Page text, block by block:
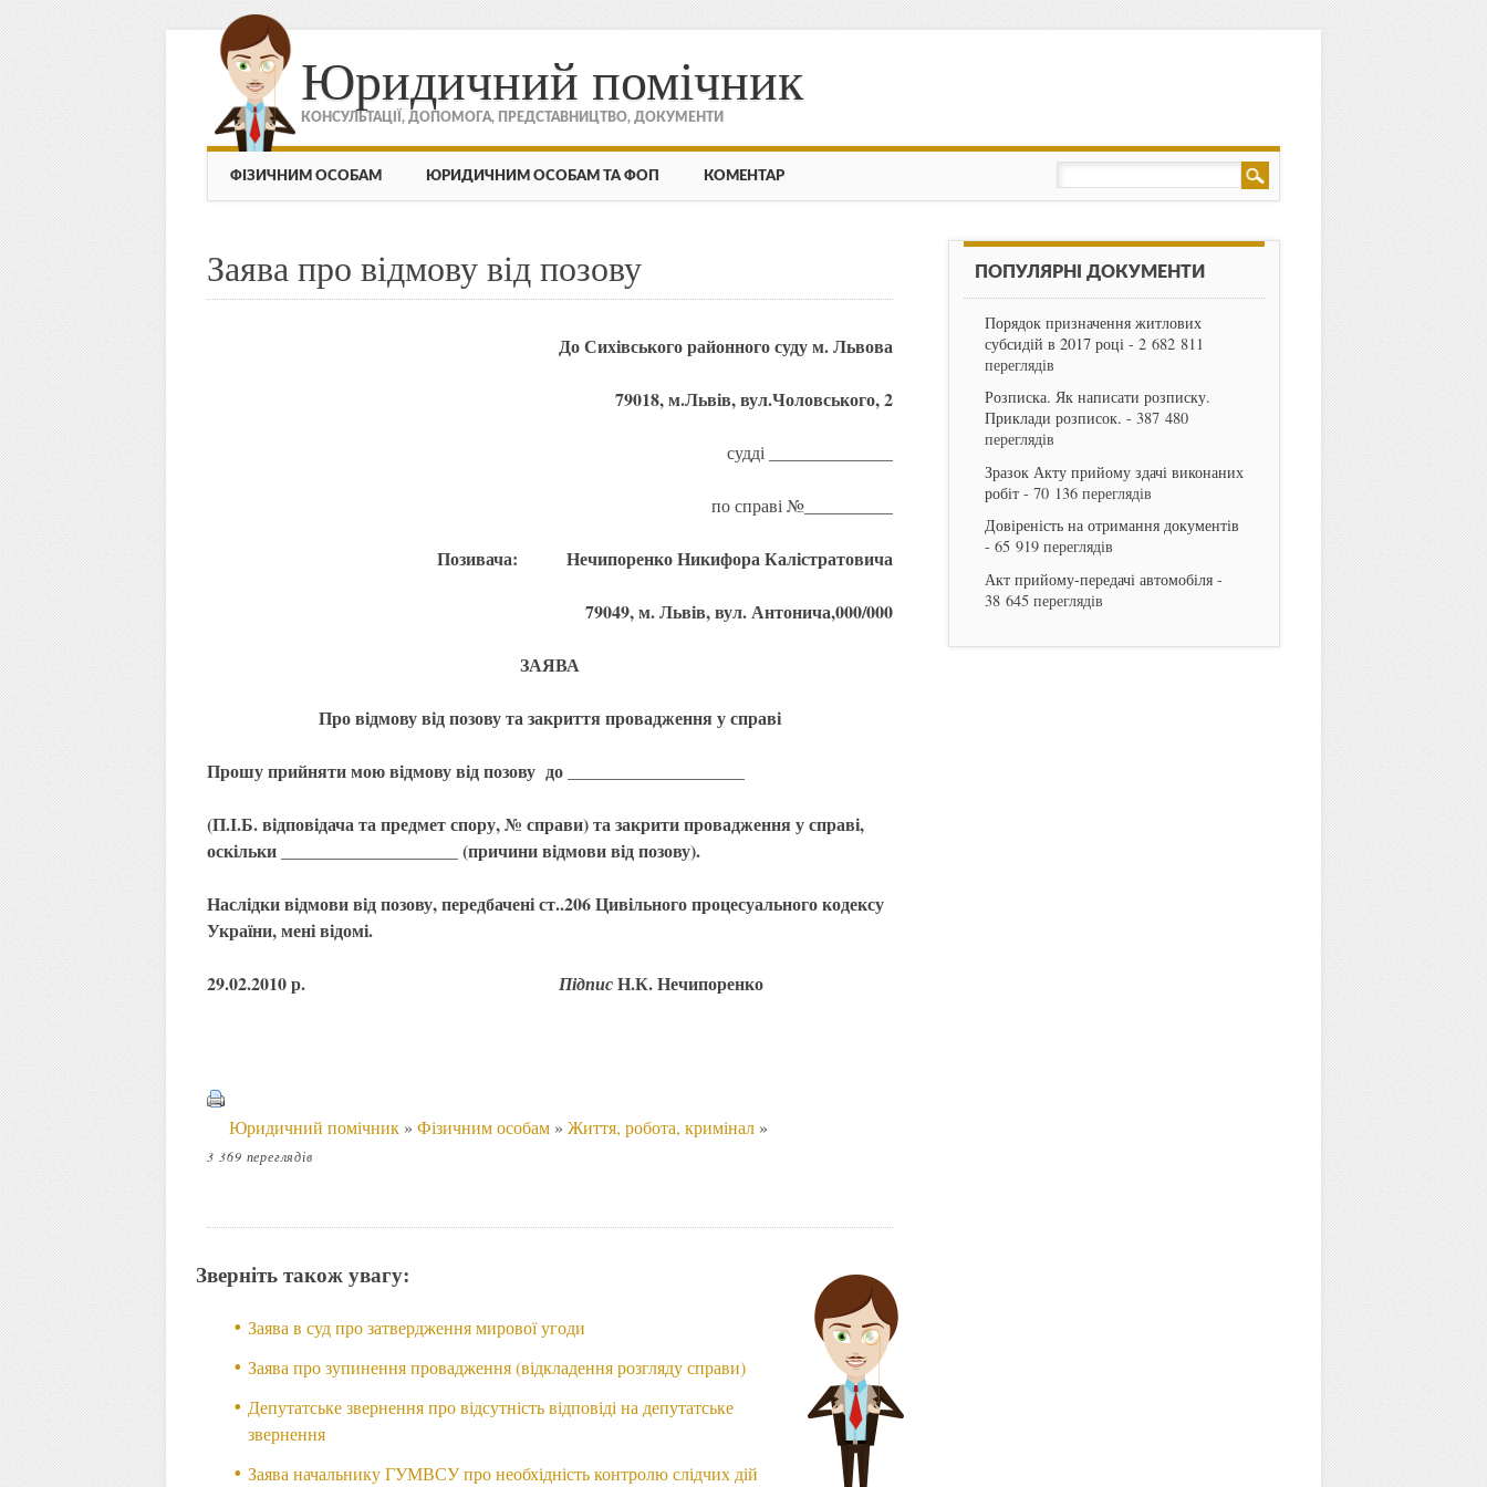
Юридичний помічник
КОНСУЛЬТАЦІЇ, ДОПОМОГА, ПРЕДСТАВНИЦТВО, ДОКУМЕНТИ
МЕНЮ
Skip to content
ФІЗИЧНИМ ОСОБАМ ЮРИДИЧНИМ ОСОБАМ ТА ФОП КОМЕНТАР
Заява про відмову від позову
До Сихівського районного суду м. Львова
79018, м.Львів, вул.Чоловського, 2
судді ______________
по справі №__________
Позивача: Нечипоренко Никифора Калістратовича
79049, м. Львів, вул. Антонича,000/000
ЗАЯВА
Про відмову від позову та закриття провадження у справі
Прошу прийняти мою відмову від позову до ____________________
(П.І.Б. відповідача та предмет спору, № справи) та закрити провадження у справі,
оскільки ____________________ (причини відмови від позову).
Наслідки відмови від позову, передбачені ст..206 Цивільного процесуального кодексу
України, мені відомі.
29.02.2010 р. ПідписН.К. Нечипоренко
Юридичний помічник» Фізичним особам» Життя, робота, кримінал»
3 369 переглядів
Зверніть також увагу:
Заява в суд про затвердження мирової угоди
Заява про зупинення провадження (відкладення розгляду справи)
Депутатське звернення про відсутність відповіді на депутатське
звернення
Заява начальнику ГУМВСУ про необхідність контролю слідчих дій
ПОПУЛЯРНІ ДОКУМЕНТИ
Порядок призначення житлових
субсидій в 2017 році- 2 682 811
переглядів
Розписка. Як написати розписку.
Приклади розписок. - 387 480
переглядів
Зразок Акту прийому здачі виконаних
робіт- 70 136 переглядів
Довіреність на отримання документів
- 65 919 переглядів
Акт прийому-передачі автомобіля-
38 645 переглядів